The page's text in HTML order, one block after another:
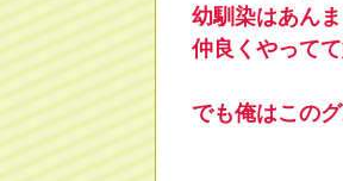
幼馴染はあん
仲良くやって
でも俺はこの